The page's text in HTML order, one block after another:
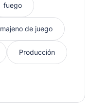
fuego
majeno de juego
Producción